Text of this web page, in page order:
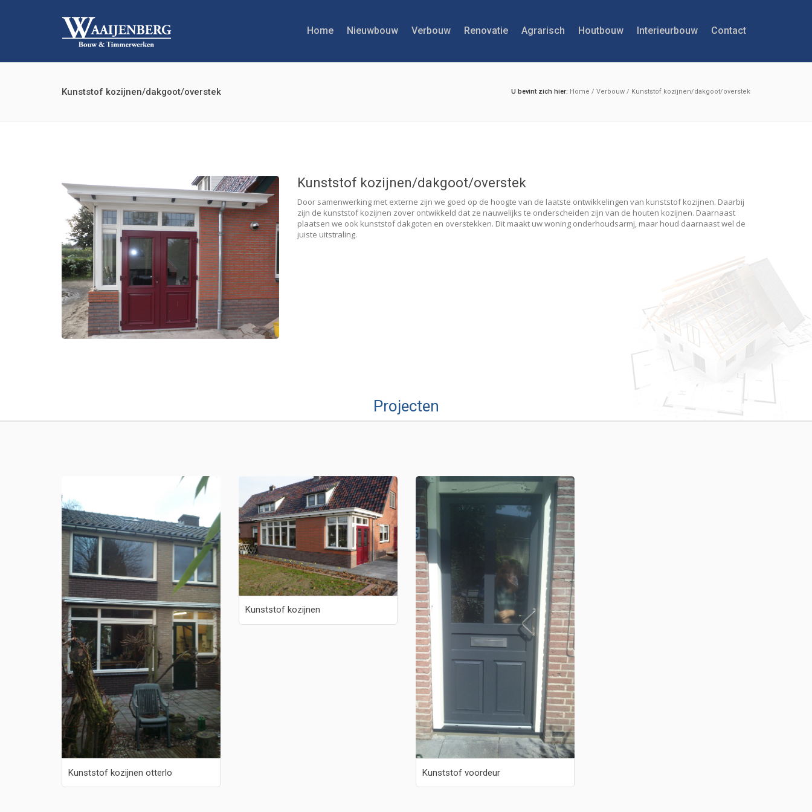
Home Nieuwbouw Verbouw Renovatie Agrarisch Houtbouw Interieurbouw Contact
Kunststof kozijnen/dakgoot/overstek U bevint zich hier: Home / Verbouw / Kunststof kozijnen/dakgoot/overstek
Kunststof kozijnen/dakgoot/overstek
Door samenwerking met externe zijn we goed op de hoogte van de laatste ontwikkelingen van kunststof kozijnen. Daarbij
zijn de kunststof kozijnen zover ontwikkeld dat ze nauwelijks te onderscheiden zijn van de houten kozijnen. Daarnaast
plaatsen we ook kunststof dakgoten en overstekken. Dit maakt uw woning onderhoudsarmj, maar houd daarnaast wel de
juiste uitstraling.
Projecten
Kunststof kozijnen otterlo
Kunststof kozijnen
Kunststof voordeur